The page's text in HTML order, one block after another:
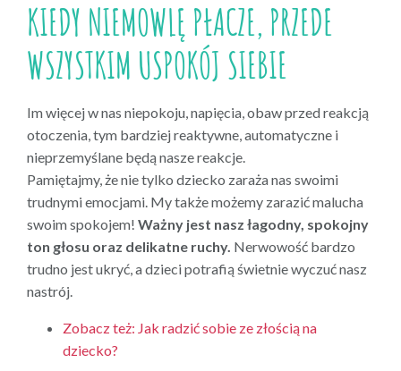
KIEDY NIEMOWLĘ PŁACZE, PRZEDE
WSZYSTKIM USPOKÓJ SIEBIE
Im więcej w nas niepokoju, napięcia, obaw przed reakcją
otoczenia, tym bardziej reaktywne, automatyczne i
nieprzemyślane będą nasze reakcje.
Pamiętajmy, że nie tylko dziecko zaraża nas swoimi
trudnymi emocjami. My także możemy zarazić malucha
swoim spokojem! Ważny jest nasz łagodny, spokojny
ton głosu oraz delikatne ruchy. Nerwowość bardzo
trudno jest ukryć, a dzieci potrafią świetnie wyczuć nasz
nastrój.
Zobacz też: Jak radzić sobie ze złością na
dziecko?